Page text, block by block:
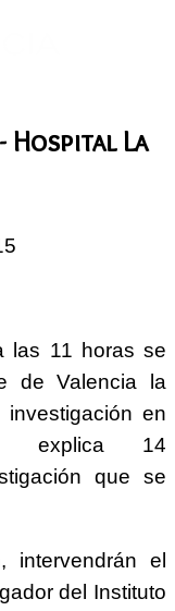
Hospital La
las 11 horas se
de Valencia la
en
explica 14
que se
intervendrán el
del Instituto